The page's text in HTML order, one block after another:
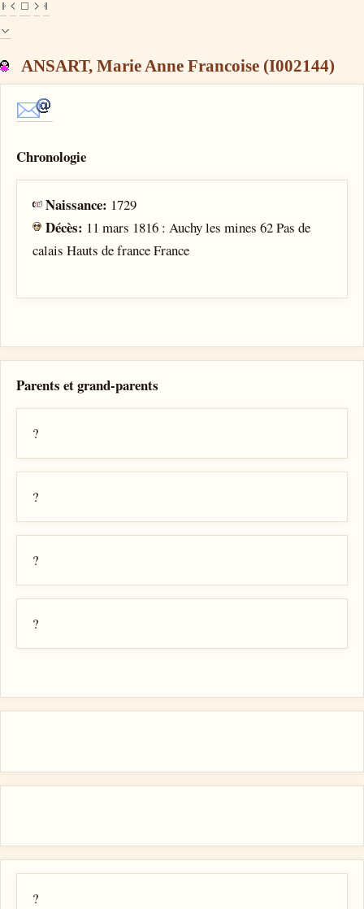
ANSART, Marie Anne Francoise (I002144)
Chronologie
Naissance: 1729
Décès: 11 mars 1816 : Auchy les mines 62 Pas de
calais Hauts de france France
Parents et grand-parents
?
?
?
?
?